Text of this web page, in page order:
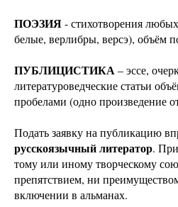
ПОЭЗИЯ- стихотворения
белые, верлибры, версэ), объём
ПУБЛИЦИСТИКА – эссе,
литературоведческие статьи
пробелами (одно произведение
Подать заявку на публикацию
русскоязычный литератор.
тому или иному творческому
препятствием, ни
включении в альманах.